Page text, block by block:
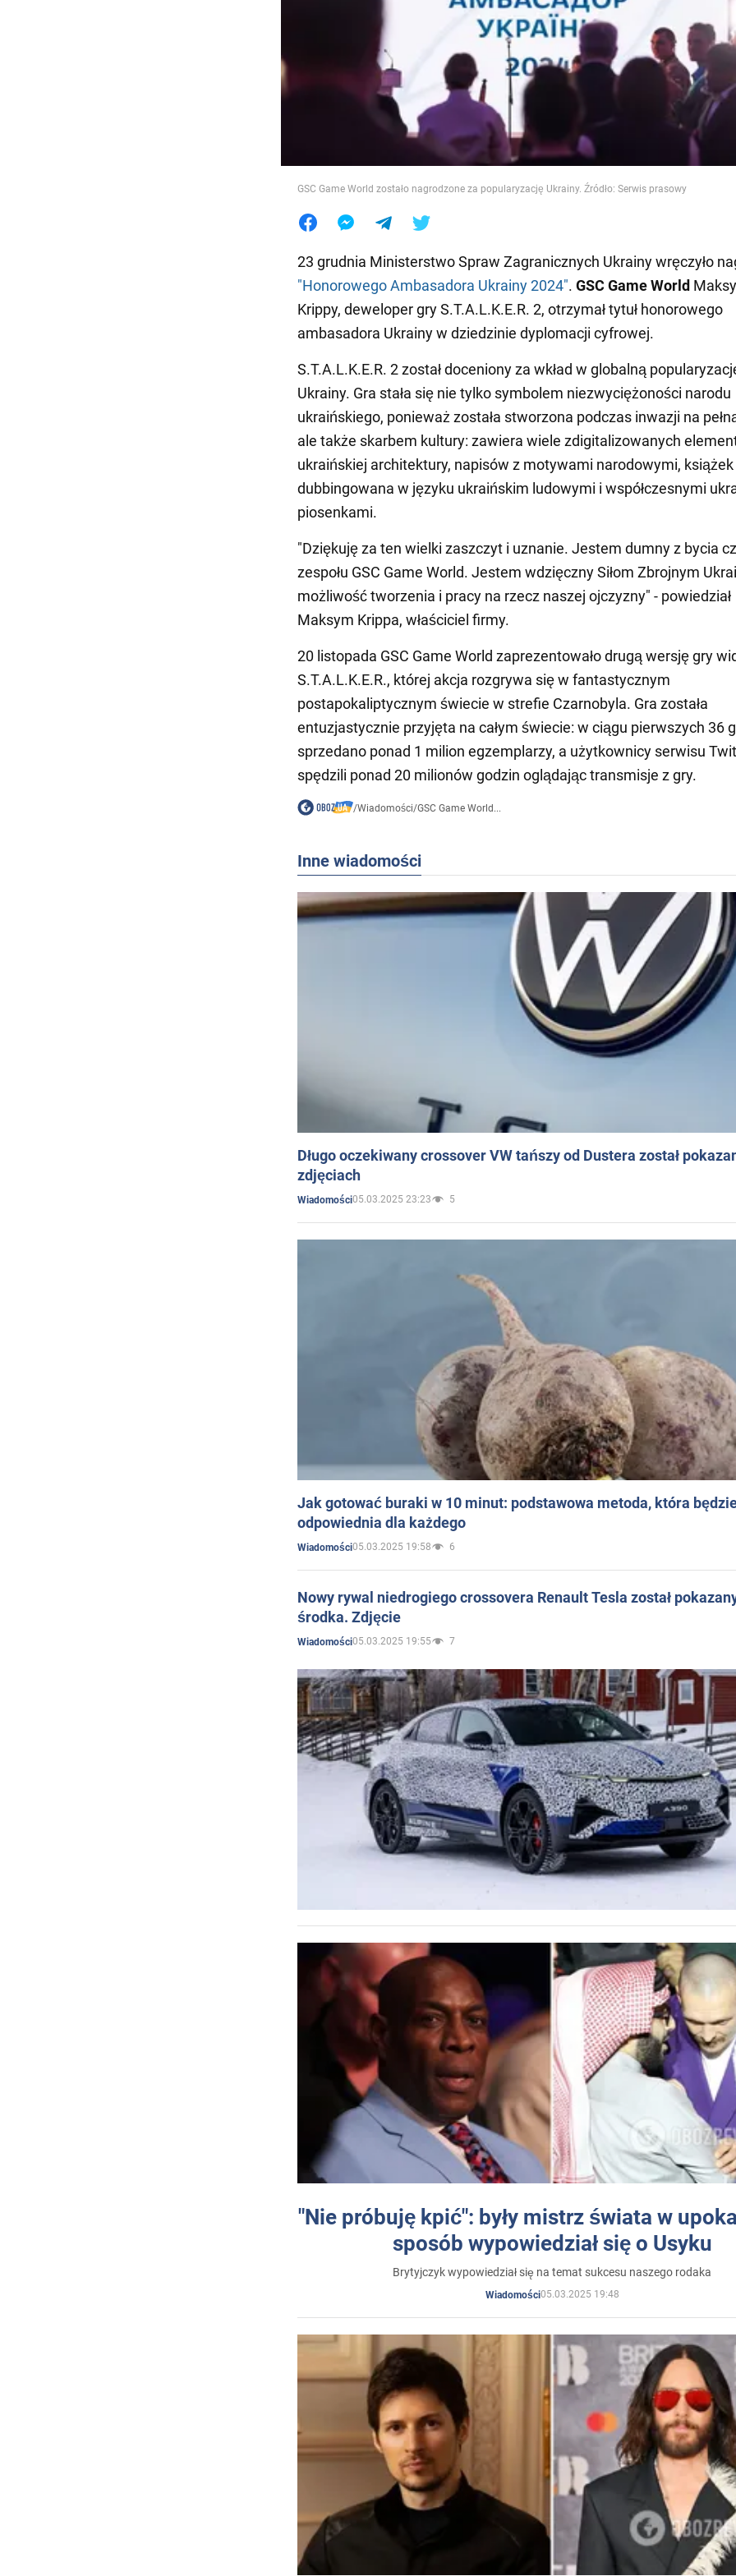
GSC Game World zostało nagrodzone za popularyzację Ukrainy. Źródło: Serwis prasowy
23 grudnia Ministerstwo Spraw Zagranicznych Ukrainy wręczyło
"Honorowego Ambasadora Ukrainy 2024". GSC Game World
Krippy, deweloper gry S.T.A.L.K.E.R. 2, otrzymał tytuł honorowego
ambasadora Ukrainy w dziedzinie dyplomacji cyfrowej.
S.T.A.L.K.E.R. 2 został doceniony za wkład w globalną
Ukrainy. Gra stała się nie tylko symbolem niezwyciężoności narodu
ukraińskiego, ponieważ została stworzona podczas inwazji na
ale także skarbem kultury: zawiera wiele zdigitalizowanych
ukraińskiej architektury, napisów z motywami narodowymi,
dubbingowana w języku ukraińskim ludowymi i współczesnymi
piosenkami.
"Dziękuję za ten wielki zaszczyt i uznanie. Jestem dumny z bycia
zespołu GSC Game World. Jestem wdzięczny Siłom Zbrojnym
możliwość tworzenia i pracy na rzecz naszej ojczyzny" - powiedział
Maksym Krippa, właściciel firmy.
20 listopada GSC Game World zaprezentowało drugą wersję gry
S.T.A.L.K.E.R., której akcja rozgrywa się w fantastycznym
postapokaliptycznym świecie w strefie Czarnobyla. Gra została
entuzjastycznie przyjęta na całym świecie: w ciągu pierwszych 36
sprzedano ponad 1 milion egzemplarzy, a użytkownicy serwisu
spędzili ponad 20 milionów godzin oglądając transmisje z gry.
/Wiadomości/GSC Game World...
Inne wiadomości
Długo oczekiwany crossover VW tańszy od Dustera został
zdjęciach
Wiadomości05.03.2025 23:23 5
Jak gotować buraki w 10 minut: podstawowa metoda, która
odpowiednia dla każdego
Wiadomości05.03.2025 19:58 6
Nowy rywal niedrogiego crossovera Renault Tesla został
środka. Zdjęcie
Wiadomości05.03.2025 19:55 7
"Nie próbuję kpić": były mistrz świata w
sposób wypowiedział się o Usyku
Brytyjczyk wypowiedział się na temat sukcesu naszego rodaka
Wiadomości05.03.2025 19:48